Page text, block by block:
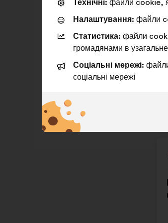
Технічні: файли cookie,
Налаштування: файли
Статистика: файли
громадянами в
Соціальні мережі:
соціальні мережі